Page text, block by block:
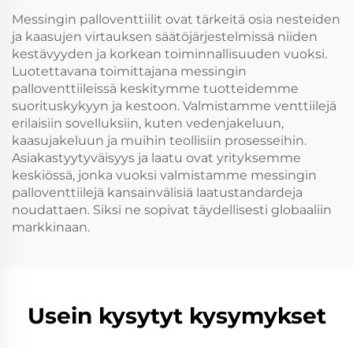
nesteenvirran
ohjaukseen
Messingin palloventtiilit ovat tärkeitä osia nesteiden
ja kaasujen virtauksen säätöjärjestelmissä niiden
kestävyyden ja korkean toiminnallisuuden vuoksi.
Luotettavana toimittajana messingin
palloventtiileissä keskitymme tuotteidemme
suorituskykyyn ja kestoon. Valmistamme venttiilejä
erilaisiin sovelluksiin, kuten vedenjakeluun,
kaasujakeluun ja muihin teollisiin prosesseihin.
Asiakastyytyväisyys ja laatu ovat yrityksemme
keskiössä, jonka vuoksi valmistamme messingin
palloventtiilejä kansainvälisiä laatustandardeja
noudattaen. Siksi ne sopivat täydellisesti globaaliin
markkinaan.
Usein kysytyt kysymykset